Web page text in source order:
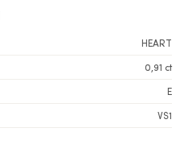
HEART
0,91 ct
E
VS1